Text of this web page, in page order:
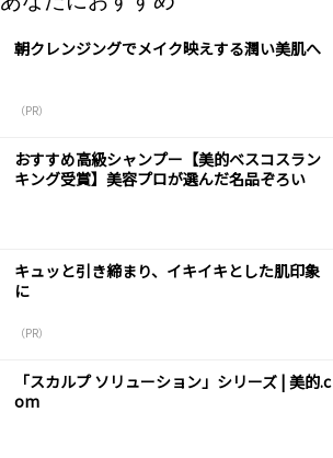
朝クレンジングでメイク映えする潤い美肌へ
（PR）
おすすめ高級シャンプー【美的ベスコスラン
キング受賞】美容プロが選んだ名品ぞろい
キュッと引き締まり、イキイキとした肌印象
に
（PR）
「スカルプ ソリューション」シリーズ | 美的.c
om